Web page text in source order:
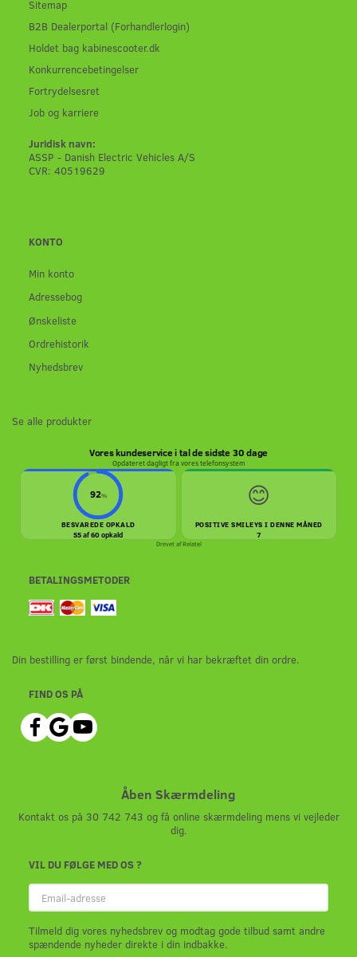
Sitemap
B2B Dealerportal (Forhandlerlogin)
Holdet bag kabinescooter.dk
Konkurrencebetingelser
Fortrydelsesret
Job og karriere
Juridisk navn:
ASSP - Danish Electric Vehicles A/S
CVR: 40519629
KONTO
Min konto
Adressebog
Ønskeliste
Ordrehistorik
Nyhedsbrev
Se alle produkter
Vores kundeservice i tal de sidste 30 dage
Opdateret dagligt fra vores telefonsystem
92%
BESVAREDE OPKALD
55 af 60 opkald
😊
POSITIVE SMILEYS I DENNE MÅNED
7
Drevet afRelatel
BETALINGSMETODER
Din bestilling er først bindende, når vi har bekræftet din ordre.
FIND OS PÅ
Åben Skærmdeling
Kontakt os på 30 742 743 og få online skærmdeling mens vi vejleder
dig.
VIL DU FØLGE MED OS ?
Email-
adresse
Tilmeld dig vores nyhedsbrev og modtag gode tilbud samt andre
spændende nyheder direkte i din indbakke.